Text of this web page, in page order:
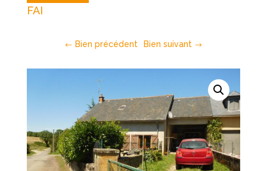
FAI
Bien précédent Bien suivant